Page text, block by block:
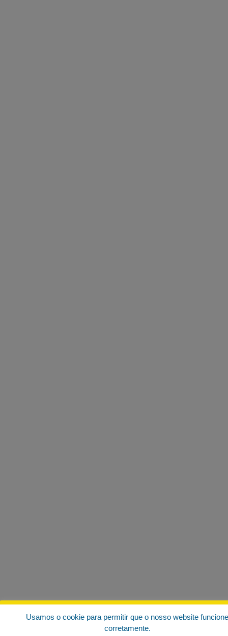
Usamos o cookie para permitir que o nosso website funcione
corretamente.